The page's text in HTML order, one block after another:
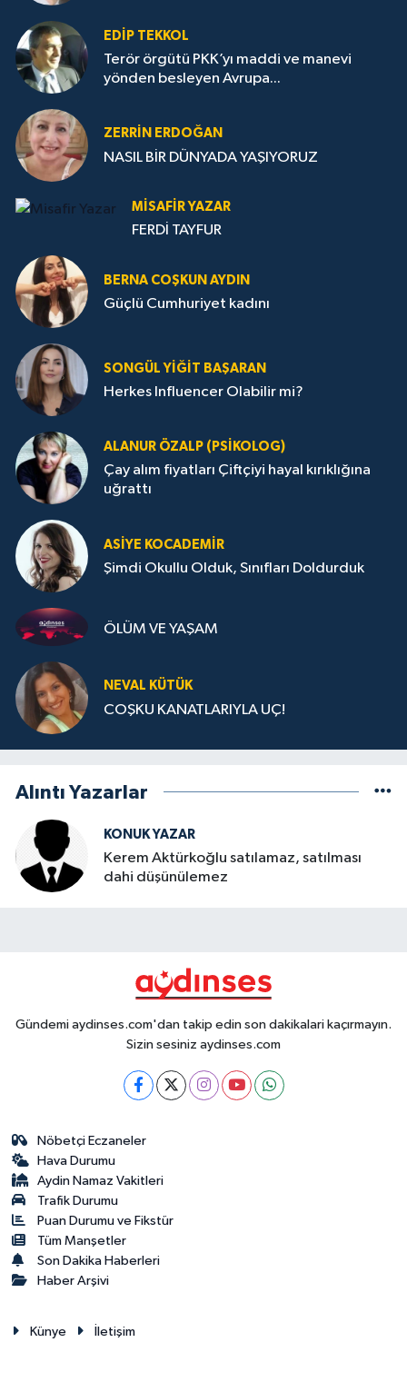
EDIP TEKKOL
Terör örgütü PKK’yı maddi ve manevi
yönden besleyen Avrupa...
ZERRIN ERDOĞAN
NASIL BİR DÜNYADA YAŞIYORUZ
MISAFIR YAZAR
FERDİ TAYFUR
BERNA COŞKUN AYDIN
Güçlü Cumhuriyet kadını
SONGÜL YIĞIT BAŞARAN
Herkes Influencer Olabilir mi?
ALANUR ÖZALP (PSIKOLOG)
Çay alım fiyatları Çiftçiyi hayal kırıklığına
uğrattı
ASIYE KOCADEMİR
Şimdi Okullu Olduk, Sınıfları Doldurduk
ÖLÜM VE YAŞAM
NEVAL KÜTÜK
COŞKU KANATLARIYLA UÇ!
Alıntı Yazarlar
KONUK YAZAR
Kerem Aktürkoğlu satılamaz, satılması
dahi düşünülemez
Gündemi aydinses.com'dan takip edin son dakikalari kaçırmayın.
Sizin sesiniz aydinses.com
Nöbetçi Eczaneler
Hava Durumu
Aydin Namaz Vakitleri
Trafik Durumu
Puan Durumu ve Fikstür
Tüm Manşetler
Son Dakika Haberleri
Haber Arşivi
Künye İletişim